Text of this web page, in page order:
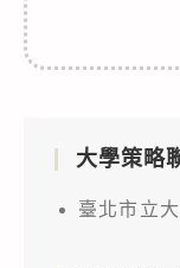
大學策略
臺北市立